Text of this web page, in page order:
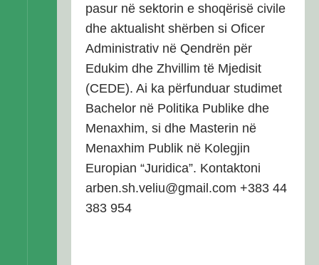
pasur në sektorin e shoqërisë civile
dhe aktualisht shërben si Oficer
Administrativ në Qendrën për
Edukim dhe Zhvillim të Mjedisit
(CEDE). Ai ka përfunduar studimet
Bachelor në Politika Publike dhe
Menaxhim, si dhe Masterin në
Menaxhim Publik në Kolegjin
Europian “Juridica”. Kontaktoni
arben.sh.veliu@gmail.com +383 44
383 954